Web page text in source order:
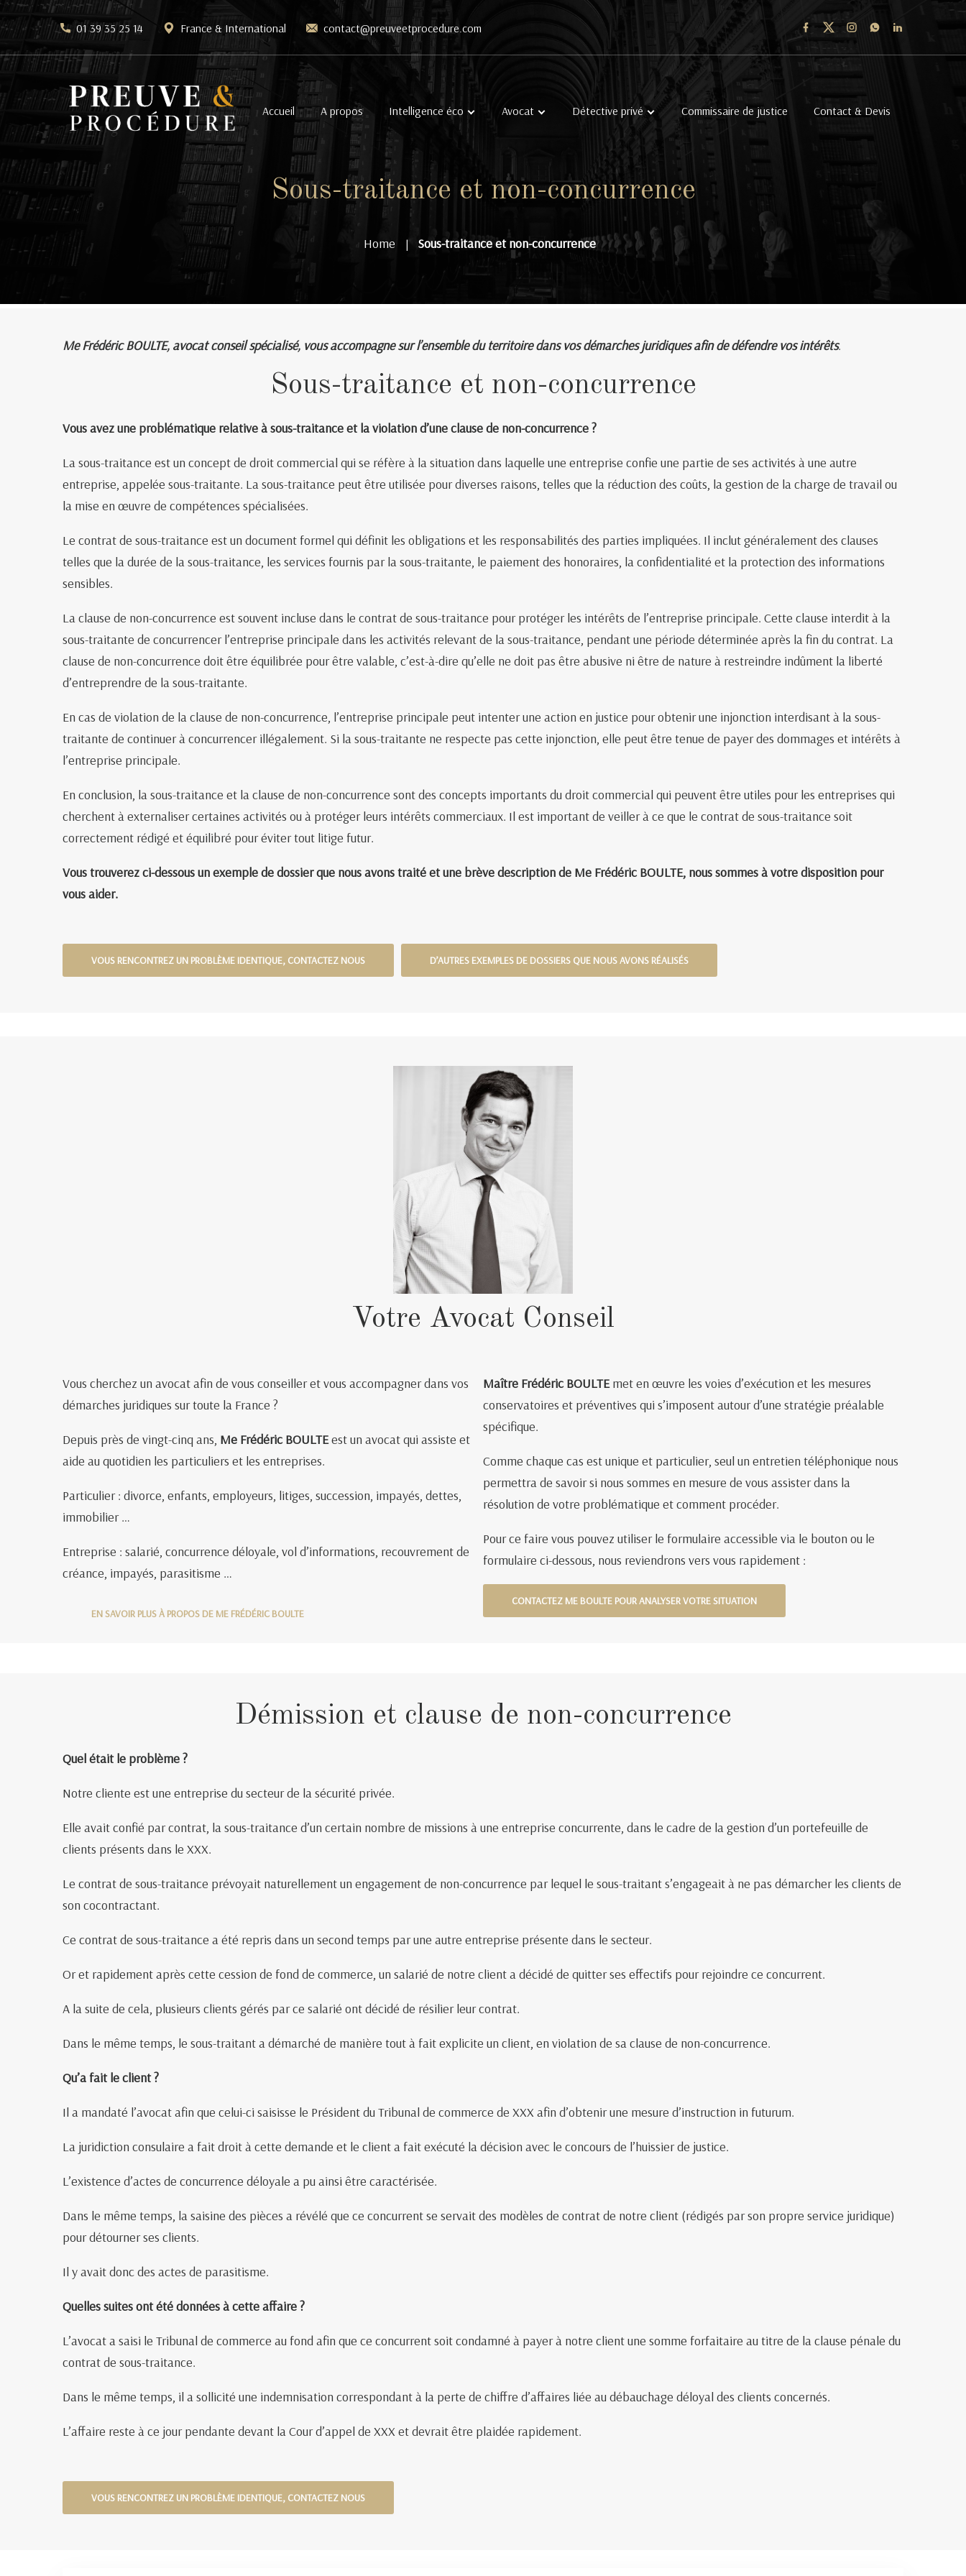
01 39 35 25 14 France & International contact@preuveetprocedure.com
Accueil A propos Intelligence éco Avocat Détective privé Commissaire de justice Contact & Devis
Sous-traitance et non-concurrence
Home | Sous-traitance et non-concurrence
Me Frédéric BOULTE, avocat conseil spécialisé, vous accompagne sur l’ensemble du territoire dans vos démarches juridiques afin de défendre vos intérêts.
Sous-traitance et non-concurrence
Vous avez une problématique relative à sous-traitance et la violation d’une clause de non-concurrence ?
La sous-traitance est un concept de droit commercial qui se réfère à la situation dans laquelle une entreprise confie une partie de ses activités à une autre
entreprise, appelée sous-traitante. La sous-traitance peut être utilisée pour diverses raisons, telles que la réduction des coûts, la gestion de la charge de travail ou
la mise en œuvre de compétences spécialisées.
Le contrat de sous-traitance est un document formel qui définit les obligations et les responsabilités des parties impliquées. Il inclut généralement des clauses
telles que la durée de la sous-traitance, les services fournis par la sous-traitante, le paiement des honoraires, la confidentialité et la protection des informations
sensibles.
La clause de non-concurrence est souvent incluse dans le contrat de sous-traitance pour protéger les intérêts de l’entreprise principale. Cette clause interdit à la
sous-traitante de concurrencer l’entreprise principale dans les activités relevant de la sous-traitance, pendant une période déterminée après la fin du contrat. La
clause de non-concurrence doit être équilibrée pour être valable, c’est-à-dire qu’elle ne doit pas être abusive ni être de nature à restreindre indûment la liberté
d’entreprendre de la sous-traitante.
En cas de violation de la clause de non-concurrence, l’entreprise principale peut intenter une action en justice pour obtenir une injonction interdisant à la sous-
traitante de continuer à concurrencer illégalement. Si la sous-traitante ne respecte pas cette injonction, elle peut être tenue de payer des dommages et intérêts à
l’entreprise principale.
En conclusion, la sous-traitance et la clause de non-concurrence sont des concepts importants du droit commercial qui peuvent être utiles pour les entreprises qui
cherchent à externaliser certaines activités ou à protéger leurs intérêts commerciaux. Il est important de veiller à ce que le contrat de sous-traitance soit
correctement rédigé et équilibré pour éviter tout litige futur.
Vous trouverez ci-dessous un exemple de dossier que nous avons traité et une brève description de Me Frédéric BOULTE, nous sommes à votre disposition pour
vous aider.
VOUS RENCONTREZ UN PROBLÈME IDENTIQUE, CONTACTEZ NOUS D’AUTRES EXEMPLES DE DOSSIERS QUE NOUS AVONS RÉALISÉS
Votre Avocat Conseil
Vous cherchez un avocat afin de vous conseiller et vous accompagner dans vos
démarches juridiques sur toute la France ?
Depuis près de vingt-cinq ans, Me Frédéric BOULTEest un avocat qui assiste et
aide au quotidien les particuliers et les entreprises.
Particulier : divorce, enfants, employeurs, litiges, succession, impayés, dettes,
immobilier …
Entreprise : salarié, concurrence déloyale, vol d’informations, recouvrement de
créance, impayés, parasitisme …
EN SAVOIR PLUS À PROPOS DE ME FRÉDÉRIC BOULTE
Maître Frédéric BOULTEmet en œuvre les voies d’exécution et les mesures
conservatoires et préventives qui s’imposent autour d’une stratégie préalable
spécifique.
Comme chaque cas est unique et particulier, seul un entretien téléphonique nous
permettra de savoir si nous sommes en mesure de vous assister dans la
résolution de votre problématique et comment procéder.
Pour ce faire vous pouvez utiliser le formulaire accessible via le bouton ou le
formulaire ci-dessous, nous reviendrons vers vous rapidement :
CONTACTEZ ME BOULTE POUR ANALYSER VOTRE SITUATION
Démission et clause de non-concurrence
Quel était le problème ?
Notre cliente est une entreprise du secteur de la sécurité privée.
Elle avait confié par contrat, la sous-traitance d’un certain nombre de missions à une entreprise concurrente, dans le cadre de la gestion d’un portefeuille de
clients présents dans le XXX.
Le contrat de sous-traitance prévoyait naturellement un engagement de non-concurrence par lequel le sous-traitant s’engageait à ne pas démarcher les clients de
son cocontractant.
Ce contrat de sous-traitance a été repris dans un second temps par une autre entreprise présente dans le secteur.
Or et rapidement après cette cession de fond de commerce, un salarié de notre client a décidé de quitter ses effectifs pour rejoindre ce concurrent.
A la suite de cela, plusieurs clients gérés par ce salarié ont décidé de résilier leur contrat.
Dans le même temps, le sous-traitant a démarché de manière tout à fait explicite un client, en violation de sa clause de non-concurrence.
Qu’a fait le client ?
Il a mandaté l’avocat afin que celui-ci saisisse le Président du Tribunal de commerce de XXX afin d’obtenir une mesure d’instruction in futurum.
La juridiction consulaire a fait droit à cette demande et le client a fait exécuté la décision avec le concours de l’huissier de justice.
L’existence d’actes de concurrence déloyale a pu ainsi être caractérisée.
Dans le même temps, la saisine des pièces a révélé que ce concurrent se servait des modèles de contrat de notre client (rédigés par son propre service juridique)
pour détourner ses clients.
Il y avait donc des actes de parasitisme.
Quelles suites ont été données à cette affaire ?
L’avocat a saisi le Tribunal de commerce au fond afin que ce concurrent soit condamné à payer à notre client une somme forfaitaire au titre de la clause pénale du
contrat de sous-traitance.
Dans le même temps, il a sollicité une indemnisation correspondant à la perte de chiffre d’affaires liée au débauchage déloyal des clients concernés.
L’affaire reste à ce jour pendante devant la Cour d’appel de XXX et devrait être plaidée rapidement.
VOUS RENCONTREZ UN PROBLÈME IDENTIQUE, CONTACTEZ NOUS